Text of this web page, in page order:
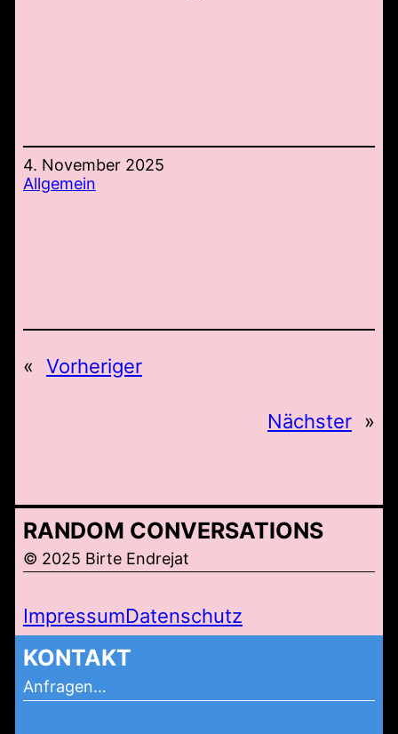
4. November 2025
Allgemein
« Vorheriger
Nächster »
RANDOM CONVERSATIONS
© 2025 Birte Endrejat
ImpressumDatenschutz
KONTAKT
Anfragen…